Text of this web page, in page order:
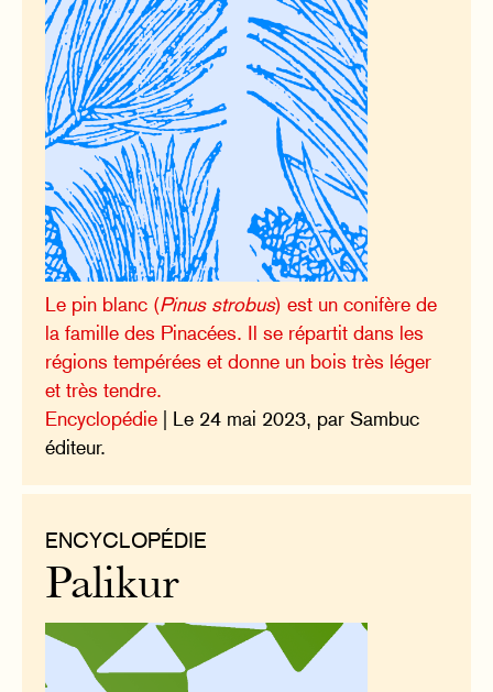
Le pin blanc (Pinus strobus) est un conifère de
la famille des Pinacées. Il se répartit dans les
régions tempérées et donne un bois très léger
et très tendre.
Encyclopédie | Le 24 mai 2023, par Sambuc
éditeur.
ENCYCLOPÉDIE
Palikur